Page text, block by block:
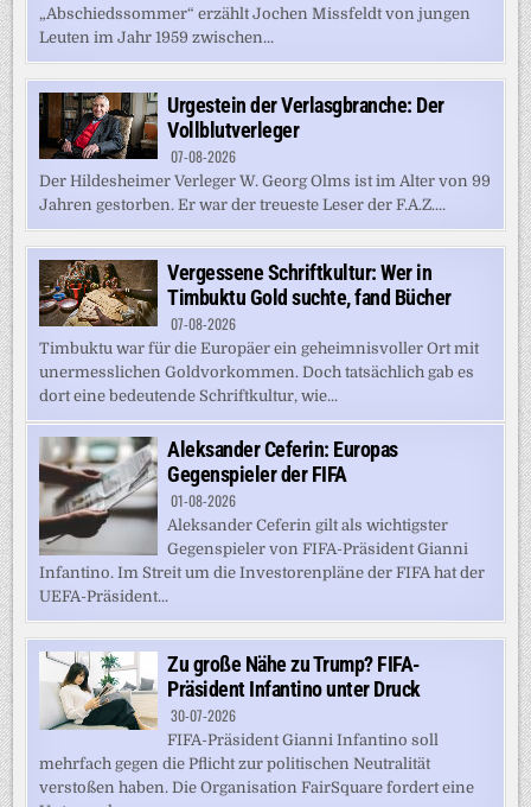
„Abschiedssommer“ erzählt Jochen Missfeldt von jungen
Leuten im Jahr 1959 zwischen...
Urgestein der Verlasgbranche: Der
Vollblutverleger
07-08-2026
Der Hildesheimer Verleger W. Georg Olms ist im Alter von 99
Jahren gestorben. Er war der treueste Leser der F.A.Z....
Vergessene Schriftkultur: Wer in
Timbuktu Gold suchte, fand Bücher
07-08-2026
Timbuktu war für die Europäer ein geheimnisvoller Ort mit
unermesslichen Goldvorkommen. Doch tatsächlich gab es
dort eine bedeutende Schriftkultur, wie...
Aleksander Ceferin: Europas
Gegenspieler der FIFA
01-08-2026
Aleksander Ceferin gilt als wichtigster
Gegenspieler von FIFA-Präsident Gianni
Infantino. Im Streit um die Investorenpläne der FIFA hat der
UEFA-Präsident...
Zu große Nähe zu Trump? FIFA-
Präsident Infantino unter Druck
30-07-2026
FIFA-Präsident Gianni Infantino soll
mehrfach gegen die Pflicht zur politischen Neutralität
verstoßen haben. Die Organisation FairSquare fordert eine